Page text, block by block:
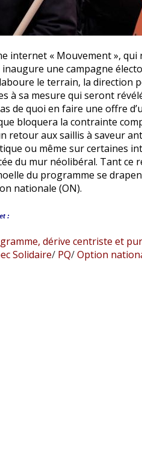
internet « Mouvement »,
une campagne
le terrain, la direction
à sa mesure qui seront
de quoi en faire une offre
bloquera la contrainte
retour aux saillis à saveur
ou même sur certaines
du mur néolibéral. Tant ce
du programme se
nationale (ON).
:
dérive centriste et
Solidaire/PQ/Option